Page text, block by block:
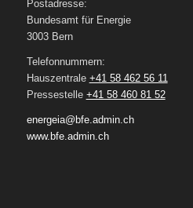
Postadresse:
Bundesamt für Energie
3003 Bern
Telefonnummern:
Hauszentrale +41 58 462 56 11
Pressestelle +41 58 460 81 52
energeia@bfe.admin.ch
www.bfe.admin.ch